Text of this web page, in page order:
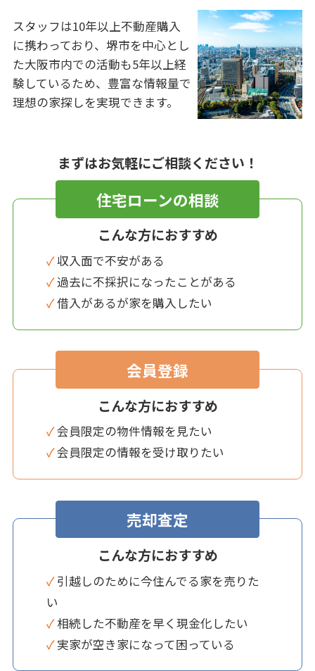
スタッフは10年以上不動産購入
に携わっており、堺市を中心とし
た大阪市内での活動も5年以上経
験しているため、豊富な情報量で
理想の家探しを実現できます。
まずはお気軽にご相談ください！
住宅ローンの相談
こんな方におすすめ
✓ 収入面で不安がある
✓ 過去に不採択になったことがある
✓ 借入があるが家を購入したい
会員登録
こんな方におすすめ
✓ 会員限定の物件情報を見たい
✓ 会員限定の情報を受け取りたい
売却査定
こんな方におすすめ
✓ 引越しのために今住んでる家を売りた
い
✓ 相続した不動産を早く現金化したい
✓ 実家が空き家になって困っている